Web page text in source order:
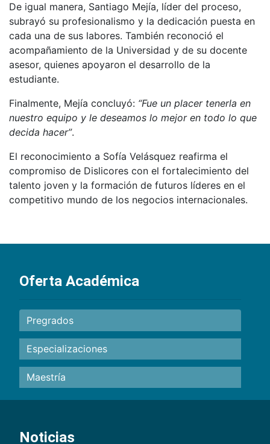
De igual manera, Santiago Mejía, líder del proceso,
subrayó su profesionalismo y la dedicación puesta en
cada una de sus labores. También reconoció el
acompañamiento de la Universidad y de su docente
asesor, quienes apoyaron el desarrollo de la
estudiante.
Finalmente, Mejía concluyó: “Fue un placer tenerla en
nuestro equipo y le deseamos lo mejor en todo lo que
decida hacer”.
El reconocimiento a Sofía Velásquez reafirma el
compromiso de Dislicores con el fortalecimiento del
talento joven y la formación de futuros líderes en el
competitivo mundo de los negocios internacionales.
Oferta Académica
Pregrados
Especializaciones
Maestría
Noticias